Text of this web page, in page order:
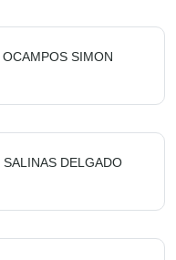
OCAMPOS SIMON
SALINAS DELGADO